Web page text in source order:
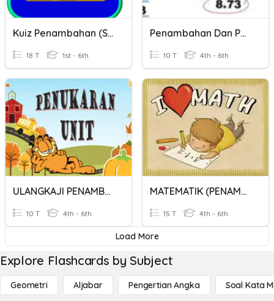
Kuiz Penambahan (Set 2)
18 T 1st - 6th
Penambahan Dan Penolakan Perpuluhan
10 T 4th - 6th
ULANGKAJI PENAMBAHAN & PENOLAKAN PENUKARAN UNIT
10 T 4th - 6th
MATEMATIK (PENAMBAHAN) 5 TAHUN PASTI AL GHAZALI
15 T 4th - 6th
Load More
Explore Flashcards by Subject
Geometri Aljabar Pengertian Angka Soal Kata